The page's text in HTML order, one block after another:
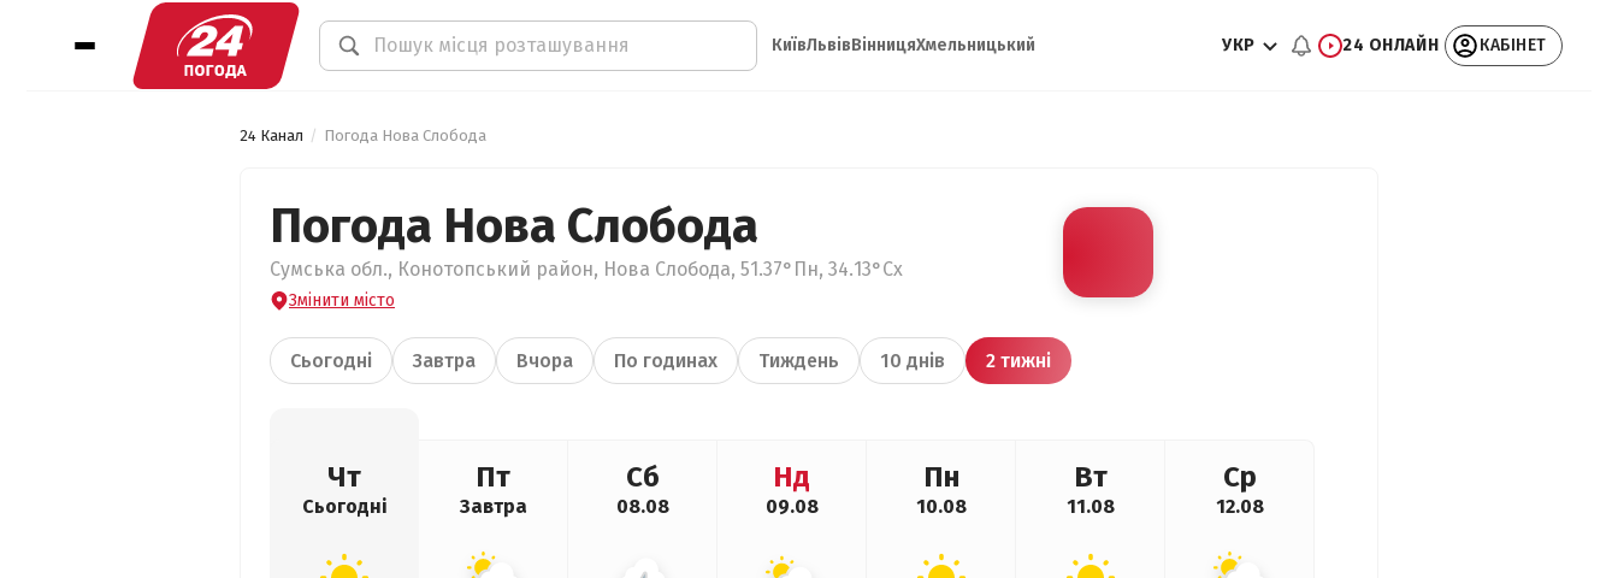
КиївЛьвівВінницяХмельницький УКР 24 ОНЛАЙН КАБІНЕТ
24 Канал Погода Нова Слобода
Погода Нова Слобода
Сумська обл., Конотопський район, Нова Слобода, 51.37°Пн, 34.13°Сх
Змінити місто
Сьогодні Завтра Вчора По годинах Тиждень 10 днів 2 тижні
Чт
Сьогодні
Пт
Завтра
Сб
08.08
Нд
09.08
Пн
10.08
Вт
11.08
Ср
12.08